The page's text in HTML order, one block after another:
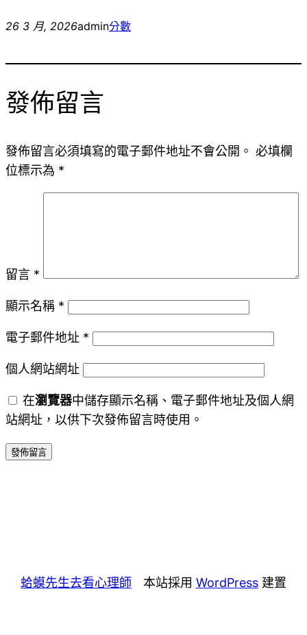
26 3 月, 2026admin分數
發佈留言
發佈留言必須填寫的電子郵件地址不會公開。 必填欄
位標示為 *
留言 *
顯示名稱 *
電子郵件地址 *
個人網站網址
在瀏覽器中儲存顯示名稱、電子郵件地址及個人網
站網址，以供下次發佈留言時使用。
蛤蟆先生去看心理師 本站採用 WordPress建置